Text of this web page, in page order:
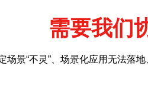
需要我们
场景“不灵”、场景化应用无法落